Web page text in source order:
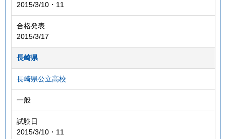
2015/3/10・11
合格発表
2015/3/17
長崎県
長崎県公立高校
一般
試験日
2015/3/10・11